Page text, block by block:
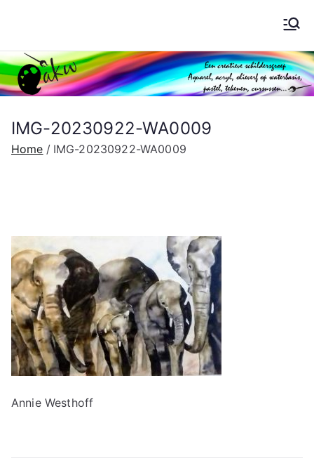
de
inhoud
Schilderen AKW
IMG-20230922-WA0009
Home IMG-20230922-WA0009
Annie Westhoff